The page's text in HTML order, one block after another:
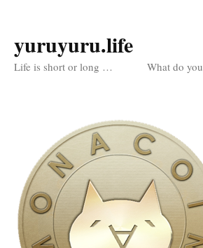
コ
ン
ッ
プ
yuruyuru.life
Life is short or long … What do you